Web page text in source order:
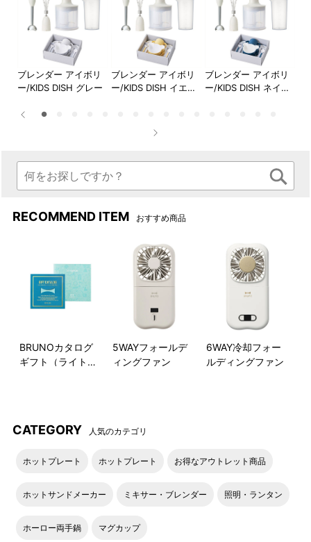
取り扱い説明書等をご確認く
ださい。
手の小さな方、女性の方の手
にもしっかりフィットするデ
い軽さもポイントです。
本体運転スイッチは低速/高
速、どちらかを押している間
ワンポイント。
ブレンダー アイボリ
ー/KIDS DISH グレー
ブレンダー アイボリ
ー/KIDS DISH イエロ
ブレンダー アイボリ
ー/KIDS DISH ネイビ
RECOMMEND ITEM おすすめ商品
BRUNOカタログ
ギフト（ライトブ
5WAYフォールデ
ィングファン
6WAY冷却フォー
ルディングファン
CATEGORY 人気のカテゴリ
ホットプレート ホットプレート お得なアウトレット商品
ホットサンドメーカー ミキサー・ブレンダー 照明・ランタン
ホーロー両手鍋 マグカップ